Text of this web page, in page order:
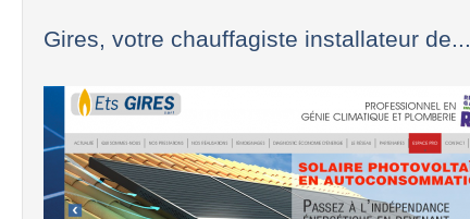
Gires, votre chauffagiste installateur de...